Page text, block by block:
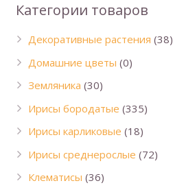
Категории товаров
Декоративные растения (38)
Домашние цветы (0)
Земляника (30)
Ирисы бородатые (335)
Ирисы карликовые (18)
Ирисы среднерослые (72)
Клематисы (36)